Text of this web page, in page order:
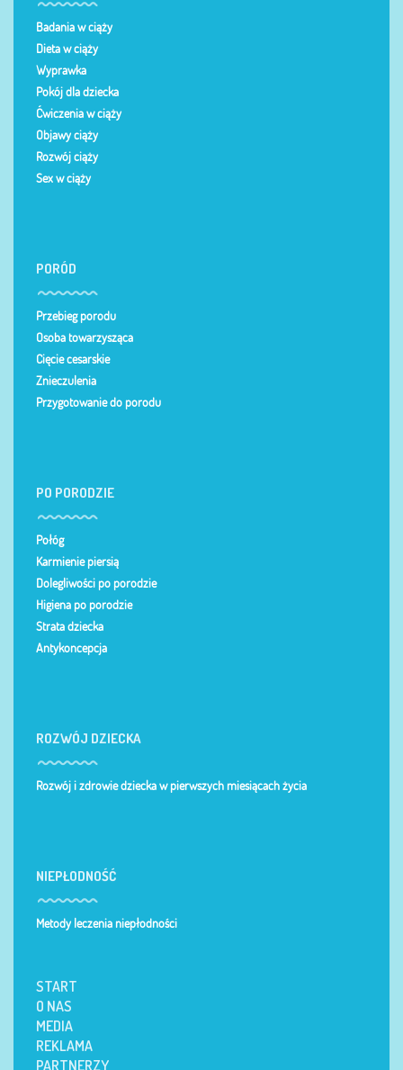
Badania w ciąży
Dieta w ciąży
Wyprawka
Pokój dla dziecka
Ćwiczenia w ciąży
Objawy ciąży
Rozwój ciąży
Sex w ciąży
PORÓD
Przebieg porodu
Osoba towarzysząca
Cięcie cesarskie
Znieczulenia
Przygotowanie do porodu
PO PORODZIE
Połóg
Karmienie piersią
Dolegliwości po porodzie
Higiena po porodzie
Strata dziecka
Antykoncepcja
ROZWÓJ DZIECKA
Rozwój i zdrowie dziecka w pierwszych miesiącach życia
NIEPŁODNOŚĆ
Metody leczenia niepłodności
START
O NAS
MEDIA
REKLAMA
PARTNERZY